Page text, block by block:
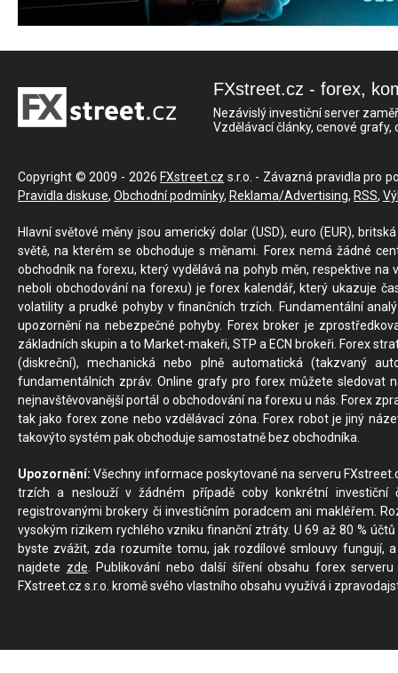
FXstreet.cz - forex,
Nezávislý investiční server
Vzdělávací články, cenové
Copyright © 2009 - 2026 FXstreet.cz s.r.o. - Závazná pravidla pro
Pravidla diskuse, Obchodní podmínky, Reklama/Advertising, RSS,
Hlavní světové měny jsou americký dolar (USD), euro (EUR),
světě, na kterém se obchoduje s měnami. Forex nemá žádné
obchodník na forexu, který vydělává na pohyb měn, respektive
neboli obchodování na forexu) je forex kalendář, který ukazuje
volatility a prudké pohyby v finančních trzích. Fundamentální
upozornění na nebezpečné pohyby. Forex broker je
základních skupin a to Market-makeři, STP a ECN brokeři. Forex
(diskreční), mechanická nebo plně automatická (takzvaný
fundamentálních zpráv. Online grafy pro forex můžete sledovat
nejnavštěvovanější portál o obchodování na forexu u nás. Forex
tak jako forex zone nebo vzdělávací zóna. Forex robot je jiný
takovýto systém pak obchoduje samostatně bez obchodníka.
Upozornění: Všechny informace poskytované na serveru
trzích a neslouží v žádném případě coby konkrétní investiční
registrovanými brokery či investičním poradcem ani makléřem.
vysokým rizikem rychlého vzniku finanční ztráty. U 69 až 80 %
byste zvážit, zda rozumíte tomu, jak rozdílové smlouvy fungují,
najdete zde. Publikování nebo další šíření obsahu forex
FXstreet.cz s.r.o. kromě svého vlastního obsahu využívá i